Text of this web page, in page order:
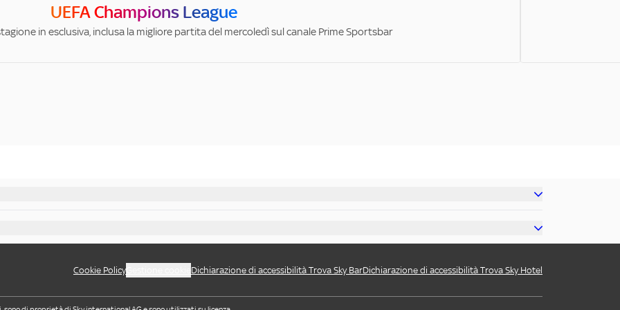
UEFA Champions League
in esclusiva, inclusa la migliore partita del mercoledì sul canale Prime Sportsbar
Cookie Policy Dichiarazione di accessibilità Trova Sky BarDichiarazione di accessibilità Trova Sky Hotel